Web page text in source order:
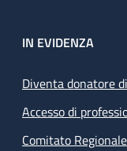
IN EVIDENZA
Diventa donatore
Accesso di
Comitato